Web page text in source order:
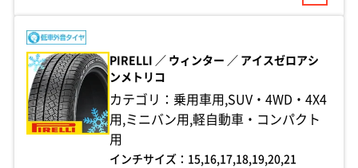
PIRELLI ／ ウィンター ／ アイスゼロアシ
ンメトリコ
カテゴリ：乗用車用,SUV・4WD・4X4
用,ミニバン用,軽自動車・コンパクト
用
インチサイズ：15,16,17,18,19,20,21